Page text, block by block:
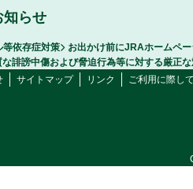
らせ
依存症対策
お出かけ前にJRAホームペ
誹謗中傷および脅迫行為等に対する厳正
サイトマップ リンク ご利用に際し